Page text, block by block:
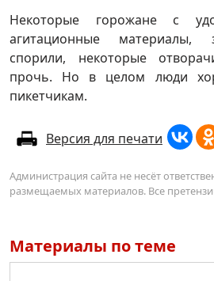
Некоторые горожане с
агитационные материалы,
спорили, некоторые
прочь. Но в целом люди
пикетчикам.
Версия для печати
Администрация сайта не несёт
размещаемых материалов. Все
Материалы по теме